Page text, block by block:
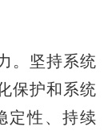
。坚持系统
保护和系统
定性、持续